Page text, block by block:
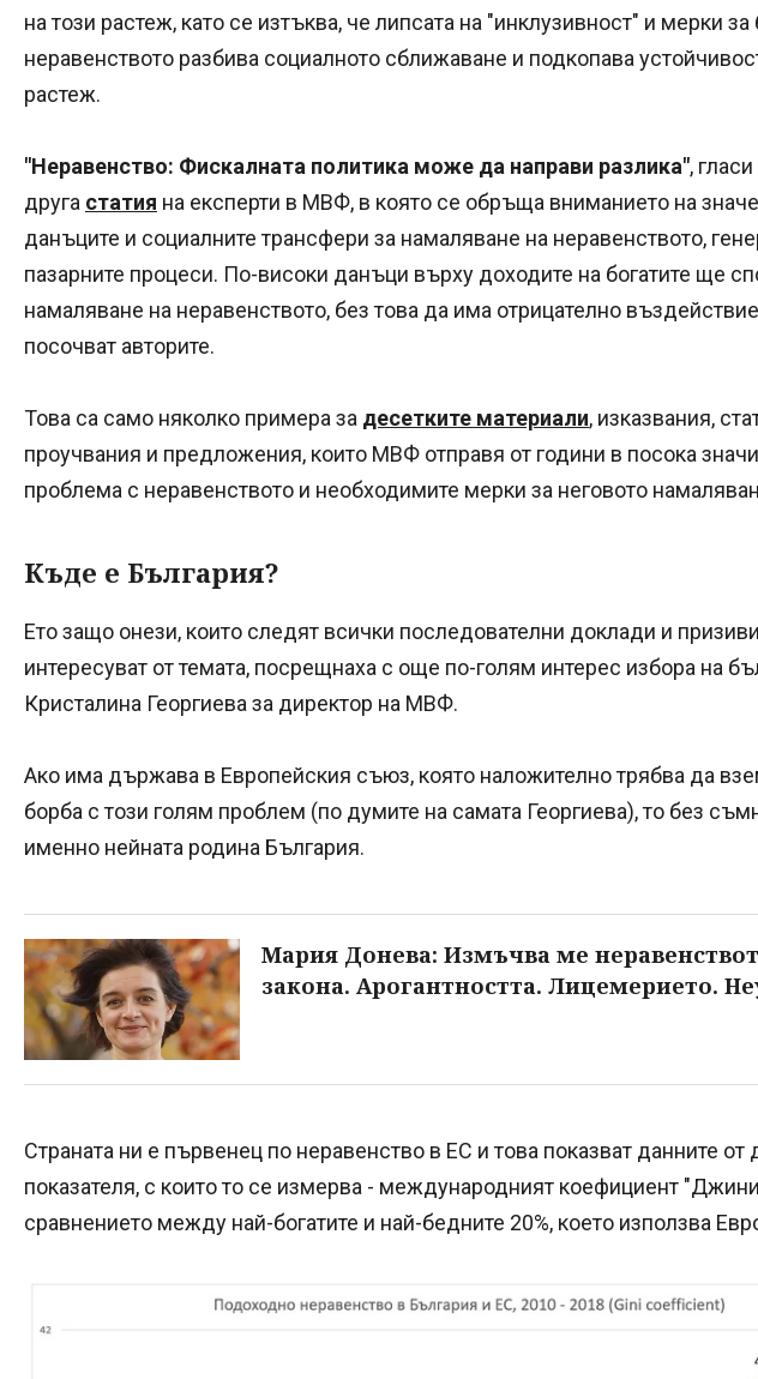
на този растеж, като се изтъква, че липсата на "инклузивност" и мерки за
неравенството разбива социалното сближаване и подкопава
растеж.
"Неравенство: Фискалната политика може да направи разлика",
друга статия на експерти в МВФ, в която се обръща вниманието на
данъците и социалните трансфери за намаляване на неравенството,
пазарните процеси. По-високи данъци върху доходите на богатите ще
намаляване на неравенството, без това да има отрицателно
посочват авторите.
Това са само няколко примера за десетките материали, изказвания,
проучвания и предложения, които МВФ отправя от години в посока
проблема с неравенството и необходимите мерки за неговото
Къде е България?
Ето защо онези, които следят всички последователни доклади и
интересуват от темата, посрещнаха с още по-голям интерес избора на
Кристалина Георгиева за директор на МВФ.
Ако има държава в Европейския съюз, която наложително трябва да
борба с този голям проблем (по думите на самата Георгиева), то без
именно нейната родина България.
Мария Донева: Измъчва ме
закона. Арогантността. Лицемерието.
Страната ни е първенец по неравенство в ЕС и това показват данните от
показателя, с които то се измерва - международният коефициент
сравнението между най-богатите и най-бедните 20%, което използва